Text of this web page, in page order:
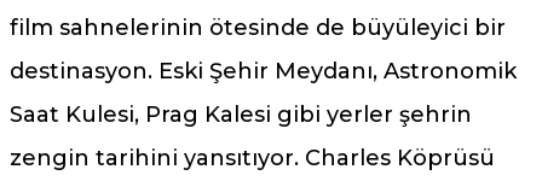
film sahnelerinin ötesinde de büyüleyici bir
destinasyon. Eski Şehir Meydanı, Astronomik
Saat Kulesi, Prag Kalesi gibi yerler şehrin
zengin tarihini yansıtıyor. Charles Köprüsü